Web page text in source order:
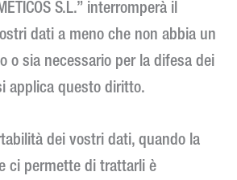
S.L.” interromperà il
dati a meno che non abbia un
o sia necessario per la difesa dei
applica questo diritto.
dei vostri dati, quando la
ci permette di trattarli è